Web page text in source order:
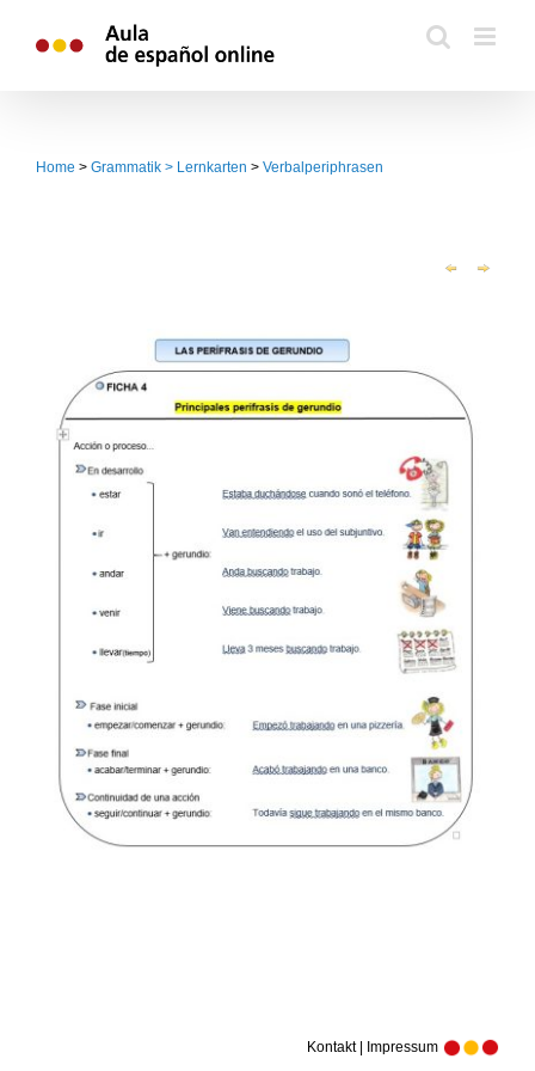
Inhalt
Home > Grammatik > Lernkarten > Verbalperiphrasen
Kontakt | Impressum